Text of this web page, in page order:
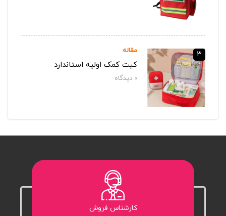
3 مقاله
کیت کمک اولیه استاندارد
0دیدگاه‌
کارشناس فروش